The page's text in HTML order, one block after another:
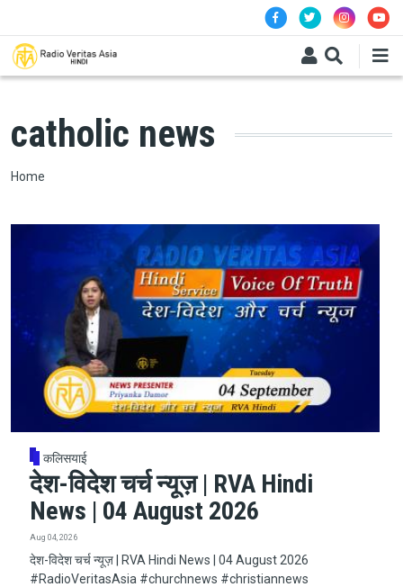
catholic news
Breadcrumb
Home
कलिसयाई
देश-विदेश चर्च न्यूज़ | RVA Hindi
News | 04 August 2026
Aug 04, 2026
देश-विदेश चर्च न्यूज़ | RVA Hindi News | 04 August 2026
#RadioVeritasAsia​​​​​ #churchnews​​​​​ #christiannews​​​​​